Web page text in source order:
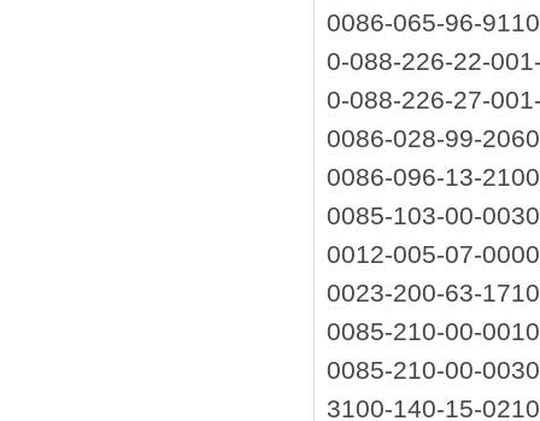
0086-065-96-
0-088-226-22-
0-088-226-27-
0086-028-99-
0086-096-13-
0085-103-00-
0012-005-07-
0023-200-63-
0085-210-00-
0085-210-00-
3100-140-15-